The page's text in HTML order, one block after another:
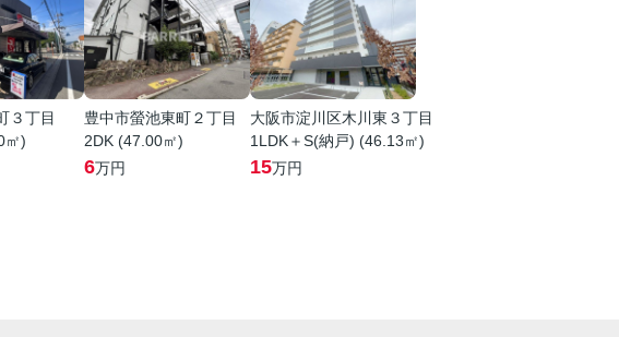
３丁目
㎡)
豊中市螢池東町２丁目
2DK (47.00㎡)
6万円
大阪市淀川区木川東３丁目
1LDK＋S(納戸) (46.13㎡)
15万円